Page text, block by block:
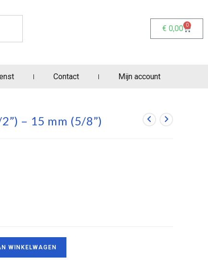
€ 0,00 0
Contact Mijn account
– 15 mm (5/8”)
WINKELWAGEN